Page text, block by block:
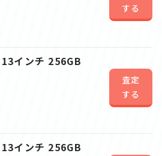
する
インチ 256GB
査定
する
インチ 256GB